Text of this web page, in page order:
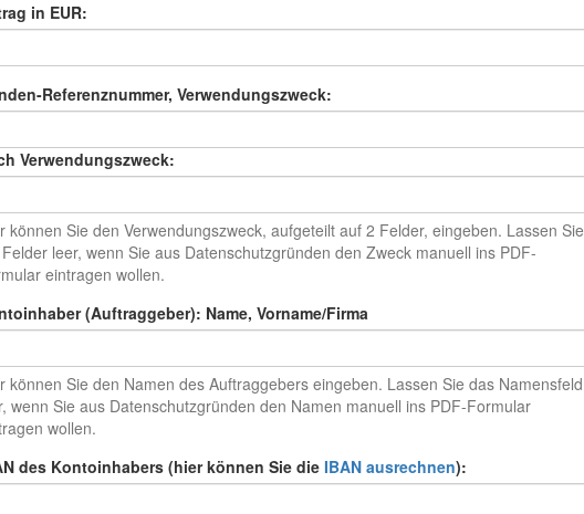
in EUR:
Referenznummer, Verwendungszweck:
Verwendungszweck:
können Sie den Verwendungszweck, aufgeteilt auf 2 Felder, eingeben. Lassen Sie
leer, wenn Sie aus Datenschutzgründen den Zweck manuell ins PDF-
eintragen wollen.
(Auftraggeber): Name, Vorname/Firma
können Sie den Namen des Auftraggebers eingeben. Lassen Sie das Namensfeld
wenn Sie aus Datenschutzgründen den Namen manuell ins PDF-Formular
wollen.
des Kontoinhabers (hier können Sie die IBAN ausrechnen):